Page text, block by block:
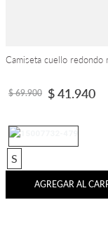
$ 69.900 $41.940
S
AGREGAR AL